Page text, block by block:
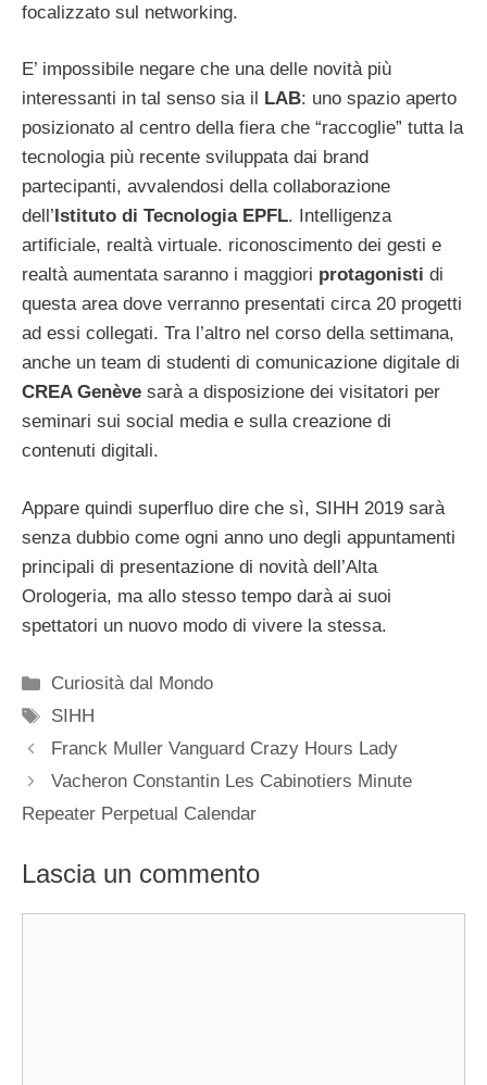
focalizzato sul networking.
E’ impossibile negare che una delle novità più
interessanti in tal senso sia il
LAB: uno spazio aperto
posizionato al centro della fiera che “raccoglie” tutta la
tecnologia più recente sviluppata dai brand
partecipanti, avvalendosi della collaborazione
dell’ Istituto di Tecnologia EPFL. Intelligenza
artificiale, realtà virtuale. riconoscimento dei gesti e
realtà aumentata saranno i maggiori protagonisti di
questa area dove verranno presentati circa 20 progetti
ad essi collegati. Tra l’altro nel corso della settimana,
anche un team di studenti di comunicazione digitale di
CREA Genève sarà a disposizione dei visitatori per
seminari sui social media e sulla creazione di
contenuti digitali.
Appare quindi superfluo dire che sì, SIHH 2019 sarà
senza dubbio come ogni anno uno degli appuntamenti
principali di presentazione di novità dell’Alta
Orologeria, ma allo stesso tempo darà ai suoi
spettatori un nuovo modo di vivere la stessa.
Categorie
Curiosità dal Mondo
Tag
SIHH
Navigazione
articolo
Franck Muller Vanguard Crazy Hours Lady
Vacheron Constantin Les Cabinotiers Minute
Repeater Perpetual Calendar
Lascia un commento